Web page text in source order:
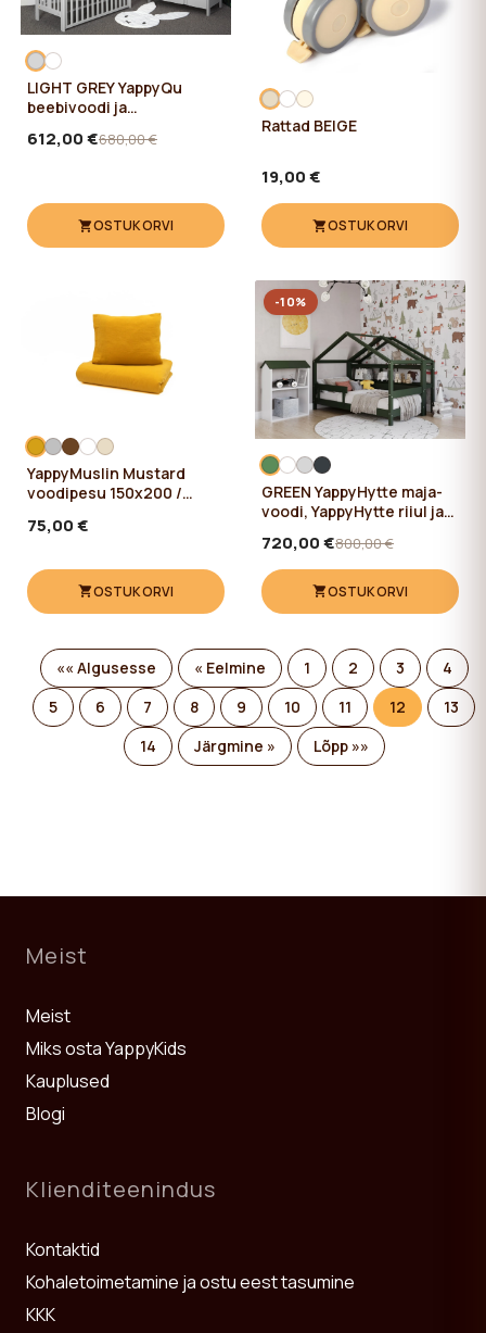
LIGHT GREY YappyQu
beebivoodi ja
612,00 €680,00 €
OSTUKORVI
Rattad BEIGE
19,00 €
OSTUKORVI
YappyMuslin Mustard
voodipesu 150x200 /
75,00 €
OSTUKORVI
GREEN YappyHytte maja-
voodi, YappyHytte riiul ja
720,00 €800,00 €
OSTUKORVI
-10%
«« Algusesse « Eelmine 1 2 3
4
5
6 7 8 9 10 11 12
13
14
Järgmine » Lõpp »»
Meist
Meist
Miks osta YappyKids
Kauplused
Blogi
Klienditeenindus
Kontaktid
Kohaletoimetamine ja ostu eest tasumine
KKK